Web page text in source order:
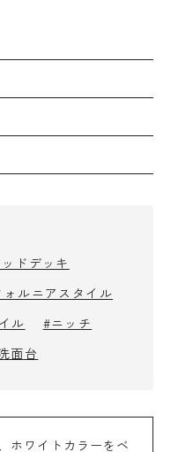
ドデッキ
ルニアスタイル
ル
#ニッチ
面台
ホワイトカラーをベ